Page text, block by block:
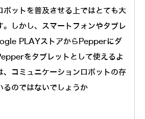
ボットを普及させる上ではとても大
。しかし、スマートフォンやタブレ
PLAYストアからPepperにダ
をタブレットとして使えるよ
、コミュニケーションロボットの存
るのではないでしょうか